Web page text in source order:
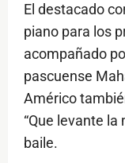
El destacado
piano para los
acompañado
pascuense
Américo
“Que levante la
baile.